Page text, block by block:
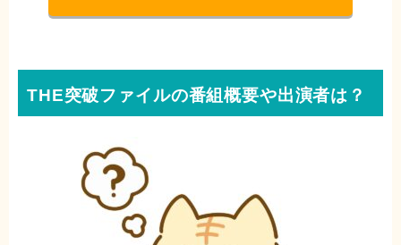
THE突破ファイルの番組概要や出演者は？